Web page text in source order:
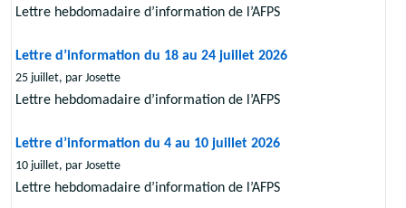
Lettre hebdomadaire d’information de l’AFPS
Lettre d’information du 18 au 24 juillet 2026
25 juillet, par Josette
Lettre hebdomadaire d’information de l’AFPS
Lettre d’information du 4 au 10 juillet 2026
10 juillet, par Josette
Lettre hebdomadaire d’information de l’AFPS